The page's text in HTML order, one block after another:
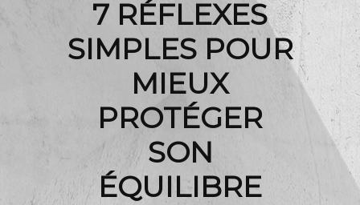
7 RÉFLEXES
SIMPLES POUR
MIEUX
PROTÉGER
SON
ÉQUILIBRE